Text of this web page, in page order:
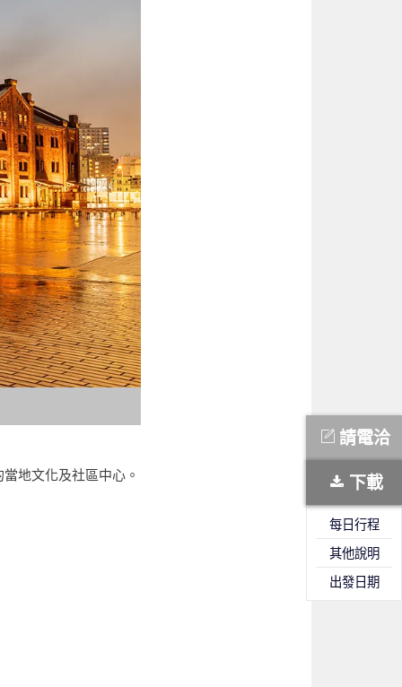
請電洽
下載
每日行程
其他說明
出發日期
地文化及社區中心。